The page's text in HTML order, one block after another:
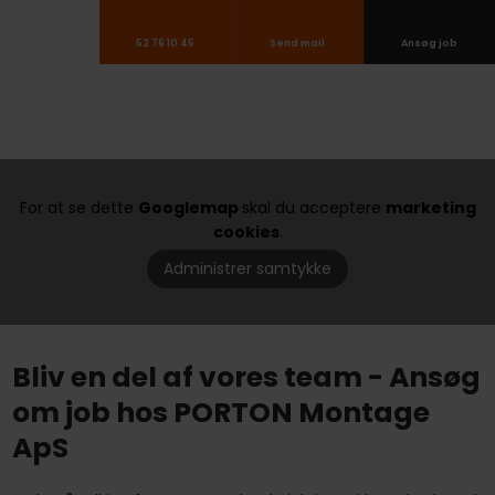
52 76 10 45 Send mail Ansøg job
For at se dette Googlemap skal du acceptere marketing
cookies.
Administrer samtykke
​Bliv en del af vores team - Ansøg
om job hos PORTON Montage
ApS